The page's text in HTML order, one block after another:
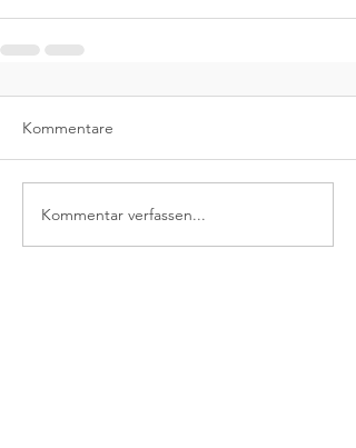
Kommentare
Kommentar verfassen...